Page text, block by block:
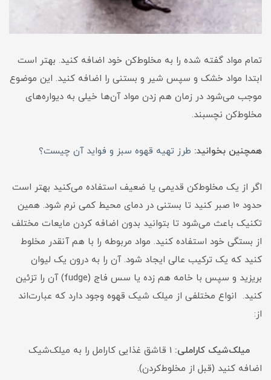
تمام مواد گفته شده را به مخلوط‌کن خود اضافه کنید. بهتر است
ابتدا مواد خشک و سپس شیر و بستنی را اضافه کنید. این موضوع
موجب می‌شود در زمان هم زدن مواد آن‌ها خیلی به دیواره‌های
مخلوط‌کن نچسبند.
همچنین بخوانید: طرز تهیه قهوه سبز و فواید آن چیست؟
اگر از یک مخلوط‌کن قدیمی یا ضعیف استفاده می‌کنید بهتر است
حدود 10 صبر کنید تا بستنی در دمای محیط کمی نرم شود. همین
تکنیک باعث می‌شود تا بتوانید بدون اضافه کردن مایعات مختلف
از بستگی خود استفاده کنید. مواد مربوطه را با هم آنقدر مخلوط
کنید که یک ترکیب عالی ایجاد شود. آن را به درون یک لیوان
بریزید و سپس با خامه هم زده یا سس فاج (fudge) آن را تزئین
کنید. انواع مختلفی از میلک شیک قهوه وجود دارد که عبارت‌اند
از:
میلک‌شیک کاراملی:
1 قاشق غذایی کارامل را به میلک‌شیک
اضافه کنید (قبل از مخلوط‌کردن).